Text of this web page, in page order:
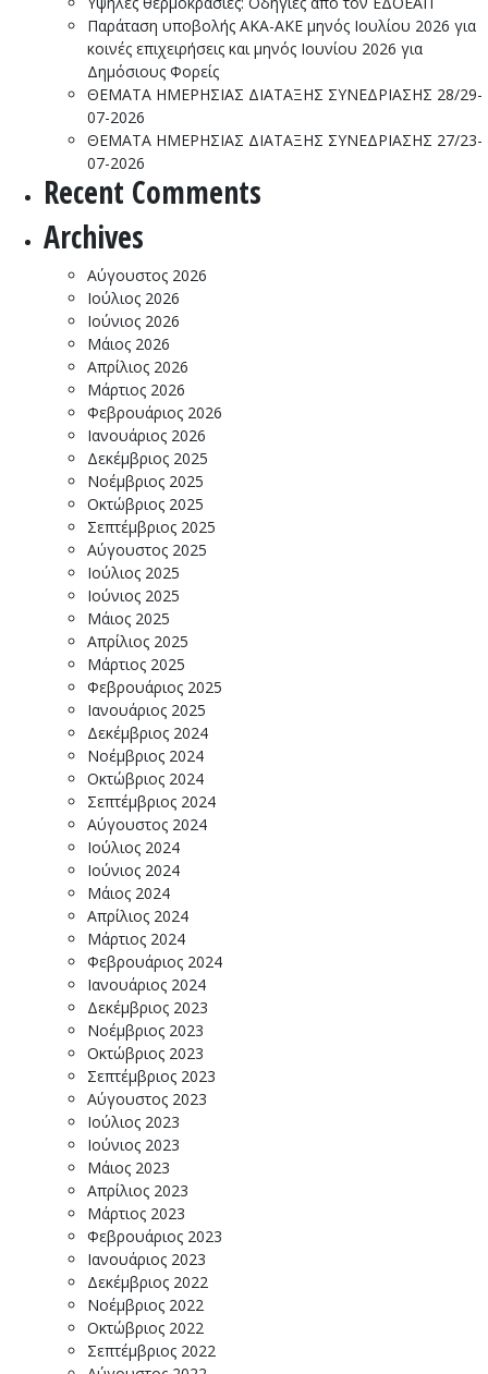
Παράταση υποβολής ΑΚΑ-ΑΚΕ μηνός Ιουλίου 2026 για
κοινές επιχειρήσεις και μηνός Ιουνίου 2026 για
Δημόσιους Φορείς
ΘΕΜΑΤΑ ΗΜΕΡΗΣΙΑΣ ΔΙΑΤΑΞΗΣ ΣΥΝΕΔΡΙΑΣΗΣ 28/29-
07-2026
ΘΕΜΑΤΑ ΗΜΕΡΗΣΙΑΣ ΔΙΑΤΑΞΗΣ ΣΥΝΕΔΡΙΑΣΗΣ 27/23-
07-2026
Recent Comments
Archives
Αύγουστος 2026
Ιούλιος 2026
Ιούνιος 2026
Μάιος 2026
Απρίλιος 2026
Μάρτιος 2026
Φεβρουάριος 2026
Ιανουάριος 2026
Δεκέμβριος 2025
Νοέμβριος 2025
Οκτώβριος 2025
Σεπτέμβριος 2025
Αύγουστος 2025
Ιούλιος 2025
Ιούνιος 2025
Μάιος 2025
Απρίλιος 2025
Μάρτιος 2025
Φεβρουάριος 2025
Ιανουάριος 2025
Δεκέμβριος 2024
Νοέμβριος 2024
Οκτώβριος 2024
Σεπτέμβριος 2024
Αύγουστος 2024
Ιούλιος 2024
Ιούνιος 2024
Μάιος 2024
Απρίλιος 2024
Μάρτιος 2024
Φεβρουάριος 2024
Ιανουάριος 2024
Δεκέμβριος 2023
Νοέμβριος 2023
Οκτώβριος 2023
Σεπτέμβριος 2023
Αύγουστος 2023
Ιούλιος 2023
Ιούνιος 2023
Μάιος 2023
Απρίλιος 2023
Μάρτιος 2023
Φεβρουάριος 2023
Ιανουάριος 2023
Δεκέμβριος 2022
Νοέμβριος 2022
Οκτώβριος 2022
Σεπτέμβριος 2022